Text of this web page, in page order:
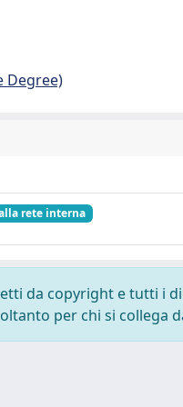
Degree)
rete interna
da copyright e tutti i
per chi si collega